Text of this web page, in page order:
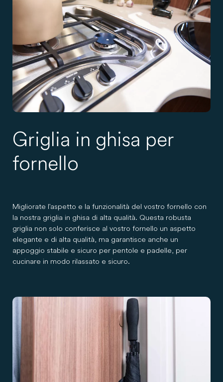
Griglia in ghisa per
fornello
Migliorate l'aspetto e la funzionalità del vostro fornello con
la nostra griglia in ghisa di alta qualità. Questa robusta
griglia non solo conferisce al vostro fornello un aspetto
elegante e di alta qualità, ma garantisce anche un
appoggio stabile e sicuro per pentole e padelle, per
cucinare in modo rilassato e sicuro.